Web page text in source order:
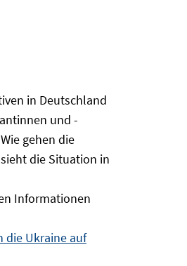
in Deutschland
und -
gehen die
die Situation in
Informationen
die Ukraine auf